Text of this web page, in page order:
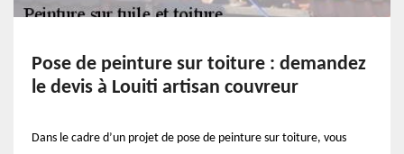
Pose de peinture sur toiture : demandez
le devis à Louiti artisan couvreur
Dans le cadre d’un projet de pose de peinture sur toiture, vous